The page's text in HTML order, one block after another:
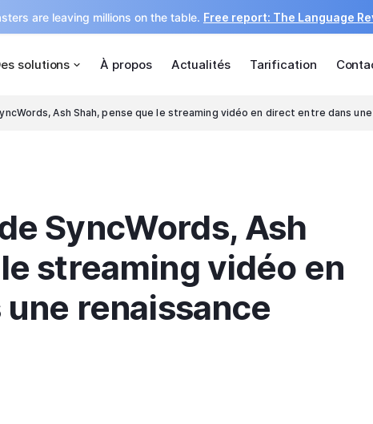
are leaving millions on the table. Free report: The Language
solutions À propos Actualités Tarification
Ash Shah, pense que le streaming vidéo en direct entre dans
SyncWords, Ash
streaming vidéo en
renaissance